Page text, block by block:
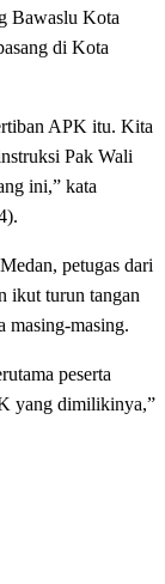
Bawaslu Kota
di Kota
APK itu. Kita
Pak Wali
ini,” kata
petugas dari
ikut turun tangan
masing-masing.
peserta
yang dimilikinya,”